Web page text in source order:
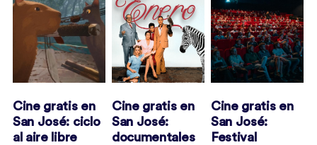
Cine gratis en
San José: ciclo
al aire libre
Cine gratis en
San José:
documentales
Cine gratis en
San José:
Festival